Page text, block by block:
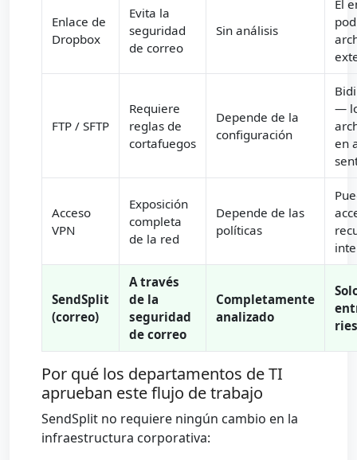
Enlace de
Dropbox
Evita la
seguridad
de correo
Sin análisis
El
FTP / SFTP
Requiere
reglas de
cortafuegos
Depende de la
configuración
—
en
Acceso
VPN
Exposición
completa
de la red
Depende de las
políticas
SendSplit
(correo)
A través
de la
seguridad
de correo
Completamente
analizado
Por qué los departamentos de TI
aprueban este flujo de trabajo
SendSplit no requiere ningún cambio en la
infraestructura corporativa: